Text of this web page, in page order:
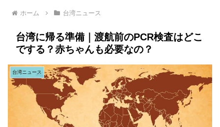
ホーム 台湾ニュース
台湾に帰る準備｜渡航前のPCR検査はどこ
でする？赤ちゃんも必要なの？
台湾ニュース